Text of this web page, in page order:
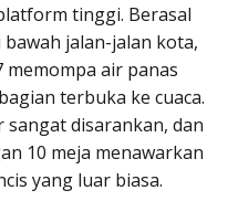
tinggi. Berasal
jalan-jalan kota,
air panas
terbuka ke cuaca.
disarankan, dan
10 meja menawarkan
yang luar biasa.